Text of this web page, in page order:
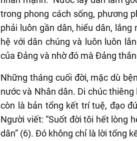
trong phong cách sống, phương
phải luôn gần dân, hiểu dân,
hệ với dân chúng và luôn luôn
của Đảng và nhờ đó mà Đảng
Những tháng cuối đời, mặc dù
nước và Nhân dân. Di chúc
còn là bản tổng kết trí tuệ, đạo
Người viết: “Suốt đời tôi hết lòng
dân” (6). Đó không chỉ là lời tổng